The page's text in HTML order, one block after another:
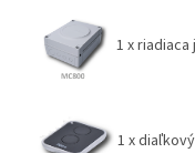
1 x riadiaca
1 x